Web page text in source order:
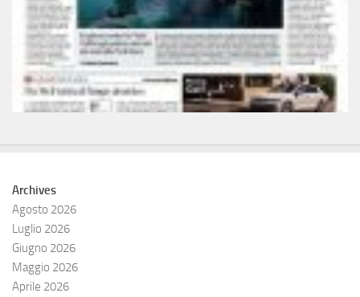
Archives
Agosto 2026
Luglio 2026
Giugno 2026
Maggio 2026
Aprile 2026